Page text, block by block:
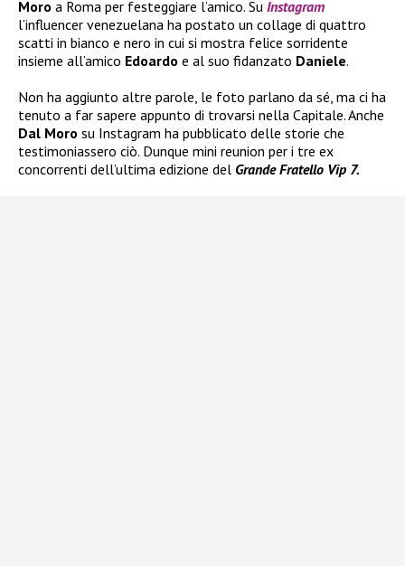
Moro a Roma per festeggiare l’amico. Su Instagram
l’influencer venezuelana ha postato un collage di quattro
scatti in bianco e nero in cui si mostra felice sorridente
insieme all’amico Edoardo e al suo fidanzato Daniele.
Non ha aggiunto altre parole, le foto parlano da sé, ma ci ha
tenuto a far sapere appunto di trovarsi nella Capitale. Anche
Dal Moro su Instagram ha pubblicato delle storie che
testimoniassero ciò. Dunque mini reunion per i tre ex
concorrenti dell’ultima edizione del Grande Fratello Vip 7.